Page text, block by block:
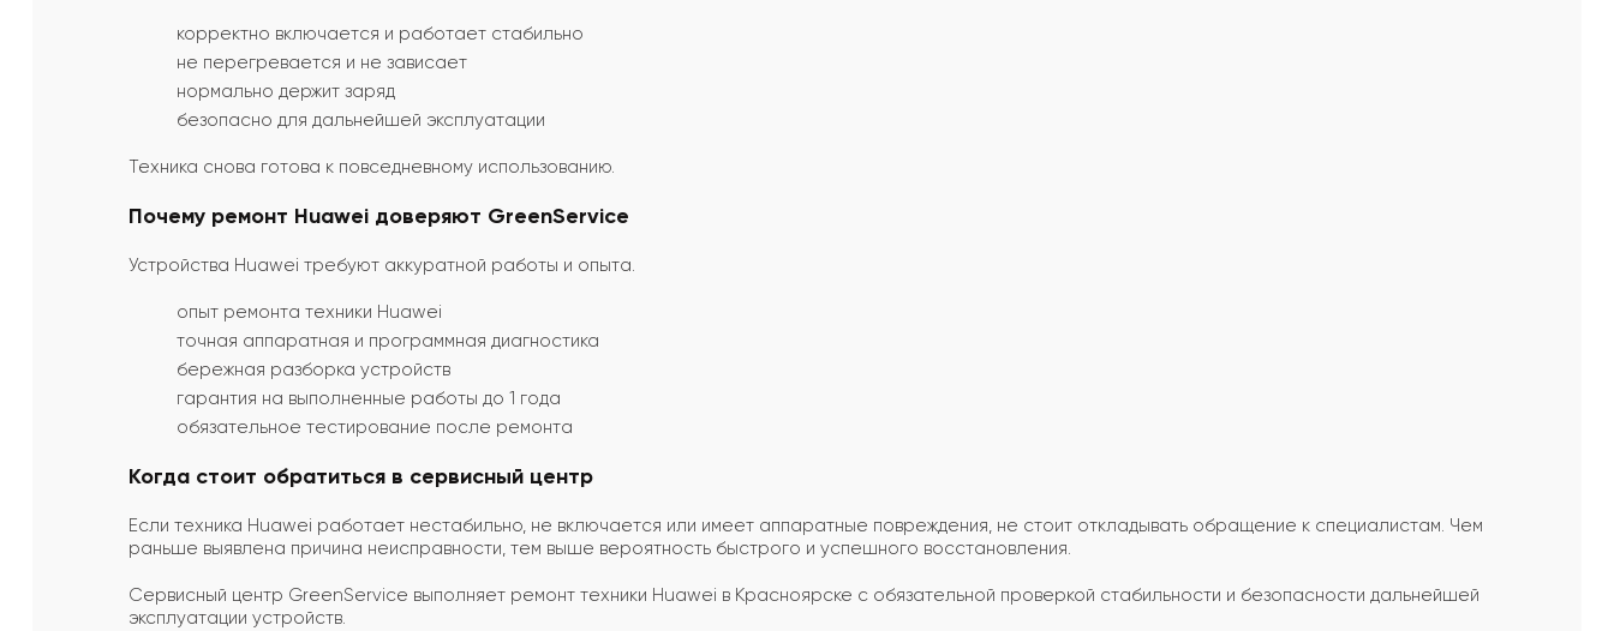
корректно включается и работает стабильно
не перегревается и не зависает
нормально держит заряд
безопасно для дальнейшей эксплуатации
Техника снова готова к повседневному использованию.
Почему ремонт Huawei доверяют GreenService
Устройства Huawei требуют аккуратной работы и опыта.
опыт ремонта техники Huawei
точная аппаратная и программная диагностика
бережная разборка устройств
гарантия на выполненные работы до 1 года
обязательное тестирование после ремонта
Когда стоит обратиться в сервисный центр
Если техника Huawei работает нестабильно, не включается или имеет аппаратные повреждения, не стоит откладывать обращение к специалистам. Чем
раньше выявлена причина неисправности, тем выше вероятность быстрого и успешного восстановления.
Сервисный центр GreenService выполняет ремонт техники Huawei в Красноярске с обязательной проверкой стабильности и безопасности дальнейшей
эксплуатации устройств.